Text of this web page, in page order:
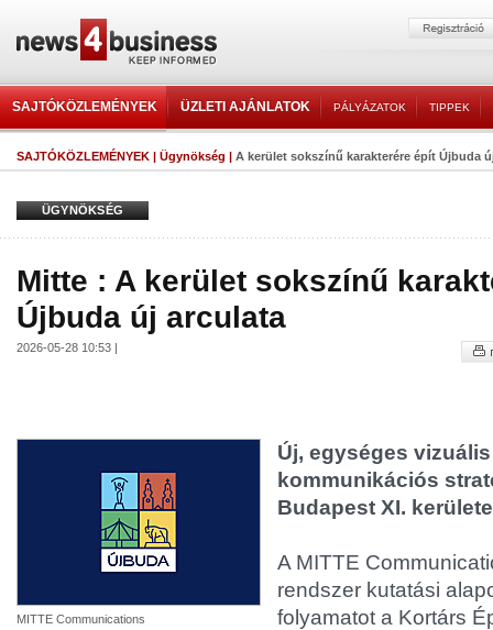
SAJTÓKÖZLEMÉNYEK ÜZLETI AJÁNLATOK PÁLYÁZATOK TIPPEK
SAJTÓKÖZLEMÉNYEK | Ügynökség | A kerület sokszínű karakterére épít Újbuda
ÜGYNÖKSÉG
Mitte : A kerület sokszínű
Újbuda új arculata
2026-05-28 10:53 |
MITTE Communications
Új, egységes
kommunikációs
Budapest XI.
A MITTE
rendszer kutatási
folyamatot a Kortárs